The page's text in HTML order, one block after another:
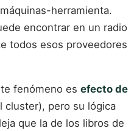
herramienta.
encontrar en un radio
todos esos proveedores
fenómeno es efecto de
cluster), pero su lógica
que la de los libros de